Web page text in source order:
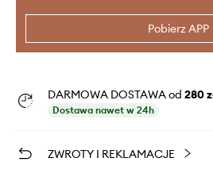
Pobierz APP
DARMOWA DOSTAWA od 280
Dostawa nawet w 24h
ZWROTY I REKLAMACJE